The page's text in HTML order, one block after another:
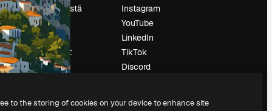
Tietoja meistä
Reviews
Urat
Hakutrendit
Blogi
Instagram
YouTube
LinkedIn
TikTok
Discord
to the storing of cookies on your device to enhance site